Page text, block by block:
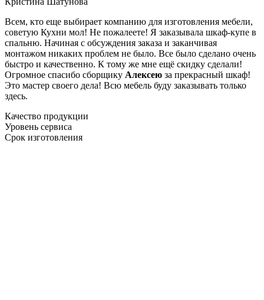
Всем, кто еще выбирает компанию для изготовления мебели,
советую Кухни мол! Не пожалеете! Я заказывала шкаф-купе в
спальню. Начиная с обсуждения заказа и заканчивая
монтажом никаких проблем не было. Все было сделано очень
быстро и качественно. К тому же мне ещё скидку сделали!
Огромное спасибо сборщику Алексею за прекрасный шкаф!
Это мастер своего дела! Всю мебель буду заказывать только
здесь.
Качество продукции
Уровень сервиса
Срок изготовления